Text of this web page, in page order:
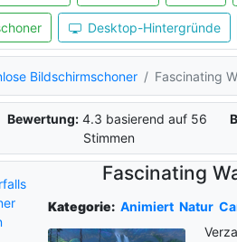
Desktop-Hintergründe
Bildschirmschoner Fascinating
Bewertung: 4.3 basierend auf 56
Stimmen
Fascinating
Kategorie: Animiert Natur